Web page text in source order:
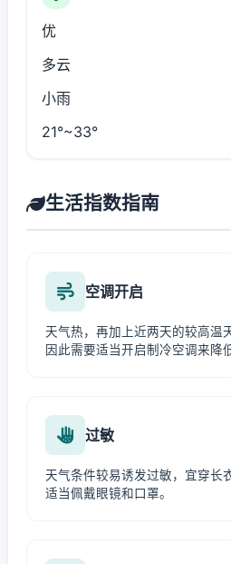
优
多云
小雨
21°~33°
生活指数指南
空调开启
天气热，再加上近两天的较高温
因此需要适当开启制冷空调来降
过敏
天气条件较易诱发过敏，宜穿长
适当佩戴眼镜和口罩。